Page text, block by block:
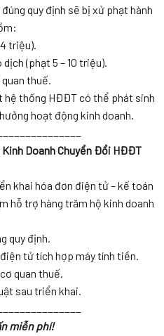
quy định sẽ bị xử phạt hành
triệu).
(phạt 5 – 10 triệu).
thuế.
hệ thống HĐĐT có thể phát sinh
hoạt động kinh doanh.
Kinh Doanh Chuyển Đổi HĐĐT
khai hóa đơn điện tử – kế toán
hỗ trợ hàng trăm hộ kinh doanh
quy định.
tử tích hợp máy tính tiền.
quan thuế.
sau triển khai.
miễn phí!